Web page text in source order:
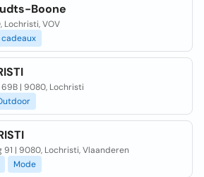
Boone
Lochristi, VOV
cadeaux
| 9080, Lochristi
| 9080, Lochristi, Vlaanderen
Mode